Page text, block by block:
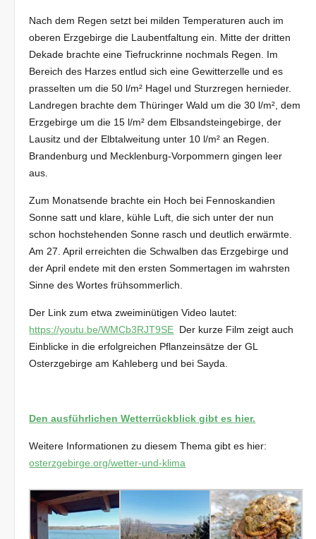
Nach dem Regen setzt bei milden Temperaturen auch im
oberen Erzgebirge die Laubentfaltung ein. Mitte der dritten
Dekade brachte eine Tiefruckrinne nochmals Regen. Im
Bereich des Harzes entlud sich eine Gewitterzelle und es
prasselten um die 50 l/m² Hagel und Sturzregen hernieder.
Landregen brachte dem Thüringer Wald um die 30 l/m², dem
Erzgebirge um die 15 l/m² dem Elbsandsteingebirge, der
Lausitz und der Elbtalweitung unter 10 l/m² an Regen.
Brandenburg und Mecklenburg-Vorpommern gingen leer
aus.
Zum Monatsende brachte ein Hoch bei Fennoskandien
Sonne satt und klare, kühle Luft, die sich unter der nun
schon hochstehenden Sonne rasch und deutlich erwärmte.
Am 27. April erreichten die Schwalben das Erzgebirge und
der April endete mit den ersten Sommertagen im wahrsten
Sinne des Wortes frühsommerlich.
Der Link zum etwa zweiminütigen Video lautet:
https://youtu.be/WMCb3RJT9SE Der kurze Film zeigt auch
Einblicke in die erfolgreichen Pflanzeinsätze der GL
Osterzgebirge am Kahleberg und bei Sayda.
Den ausführlichen Wetterrückblick gibt es hier.
Weitere Informationen zu diesem Thema gibt es hier:
osterzgebirge.org/wetter-und-klima